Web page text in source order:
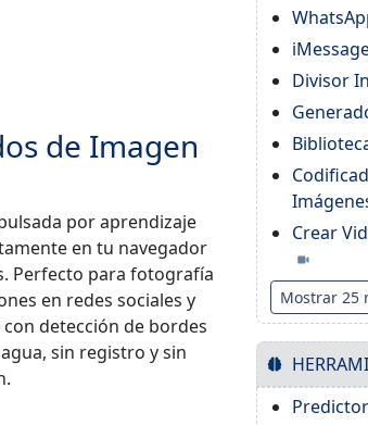
de Imagen
por aprendizaje
en tu navegador
Perfecto para fotografía
en redes sociales y
detección de bordes
sin registro y sin
Divisor
Crear
Mostrar 25